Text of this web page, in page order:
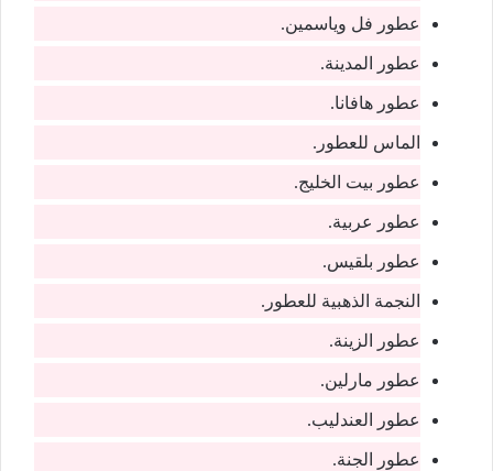
عطور فل وياسمين.
عطور المدينة.
عطور هافانا.
الماس للعطور.
عطور بيت الخليج.
عطور عربية.
عطور بلقيس.
النجمة الذهبية للعطور.
عطور الزينة.
عطور مارلين.
عطور العندليب.
عطور الجنة.